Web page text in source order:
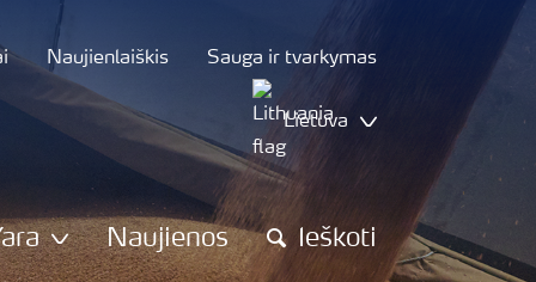
Naujienlaiškis Sauga ir tvarkymas
Lietuva
Naujienos Ieškoti